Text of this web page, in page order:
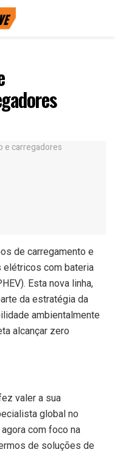
de carregamento e
elétricos com bateria
Esta nova linha,
da estratégia da
ambientalmente
alcançar zero
valer a sua
global no
com foco na
de soluções de